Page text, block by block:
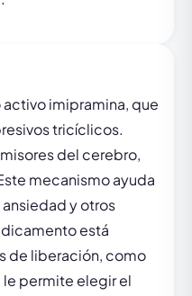
imipramina, que
tricíclicos.
del cerebro,
mecanismo ayuda
y otros
está
de liberación, como
permite elegir el